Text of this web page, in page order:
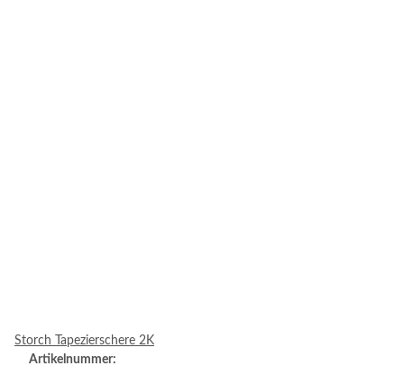
Storch Tapezierschere 2K
Artikelnummer: